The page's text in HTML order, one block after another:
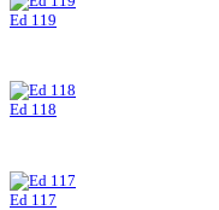
Ed 119
Ed 118
Ed 117